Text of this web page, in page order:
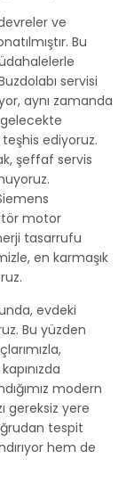
ve
Bu
servisi
aynı zamanda
ediyoruz.
şeffaf servis
motor
tasarrufu
en karmaşık
evdeki
Bu yüzden
modern
gereksiz yere
tespit
hem de